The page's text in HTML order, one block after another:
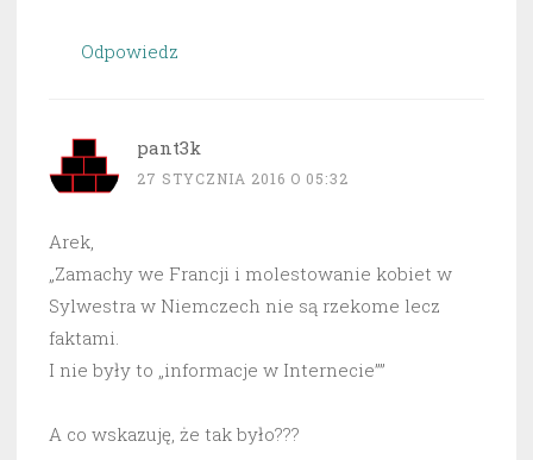
Odpowiedz
pant3k
27 STYCZNIA 2016 O 05:32
Arek,
„Zamachy we Francji i molestowanie kobiet w
Sylwestra w Niemczech nie są rzekome lecz
faktami.
I nie były to „informacje w Internecie””
A co wskazuję, że tak było???